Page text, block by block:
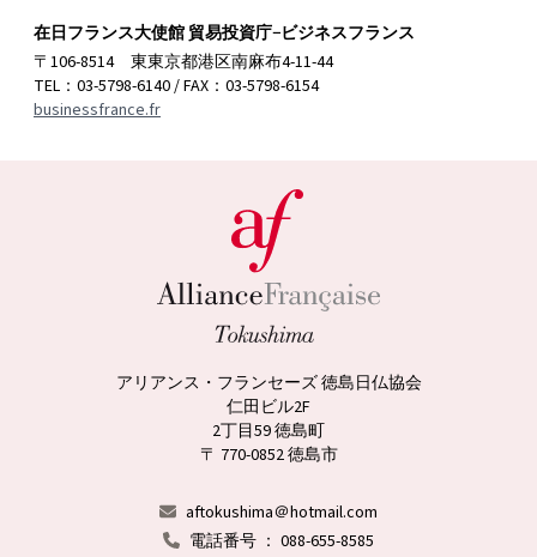
在日フランス大使館 貿易投資庁−ビジネスフランス
〒106-8514 東東京都港区南麻布4-11-44
TEL：03-5798-6140 / FAX：03-5798-6154
businessfrance.fr
aftokushima＠hotmail.com
電話番号 ： 088-655-8585
アリアンス・フランセーズ 徳島日仏協会
仁田ビル2F
2丁目59 徳島町
〒 770-0852 徳島市